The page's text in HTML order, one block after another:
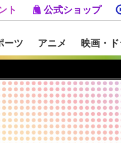
ーツ アニメ 映画・
ト 公式ショップ